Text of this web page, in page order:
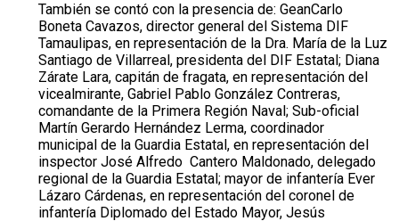
También se contó con la presencia de: GeanCarlo
Boneta Cavazos, director general del Sistema DIF
Tamaulipas, en representación de la Dra. María de la Luz
Santiago de Villarreal, presidenta del DIF Estatal; Diana
Zárate Lara, capitán de fragata, en representación del
vicealmirante, Gabriel Pablo González Contreras,
comandante de la Primera Región Naval; Sub-oficial
Martín Gerardo Hernández Lerma, coordinador
municipal de la Guardia Estatal, en representación del
inspector José Alfredo Cantero Maldonado, delegado
regional de la Guardia Estatal; mayor de infantería Ever
Lázaro Cárdenas, en representación del coronel de
infantería Diplomado del Estado Mayor, Jesús